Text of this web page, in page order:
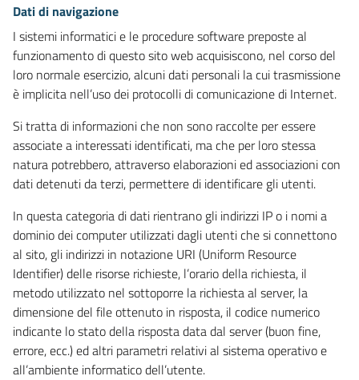
Dati di navigazione
I sistemi informatici e le procedure software preposte al
funzionamento di questo sito web acquisiscono, nel corso del
loro normale esercizio, alcuni dati personali la cui trasmissione
è implicita nell’uso dei protocolli di comunicazione di Internet.
Si tratta di informazioni che non sono raccolte per essere
associate a interessati identificati, ma che per loro stessa
natura potrebbero, attraverso elaborazioni ed associazioni con
dati detenuti da terzi, permettere di identificare gli utenti.
In questa categoria di dati rientrano gli indirizzi IP o i nomi a
dominio dei computer utilizzati dagli utenti che si connettono
al sito, gli indirizzi in notazione URI (Uniform Resource
Identifier) delle risorse richieste, l’orario della richiesta, il
metodo utilizzato nel sottoporre la richiesta al server, la
dimensione del file ottenuto in risposta, il codice numerico
indicante lo stato della risposta data dal server (buon fine,
errore, ecc.) ed altri parametri relativi al sistema operativo e
all’ambiente informatico dell’utente.